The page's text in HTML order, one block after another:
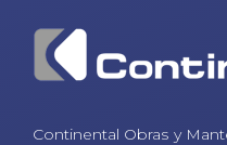
Continental Obras y